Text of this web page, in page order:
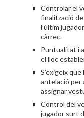
Controlar el
finalització
l’últim
càrrec.
Puntualitat i
el lloc
S’exigeix
antelació per
assignar
Control del
jugador surt